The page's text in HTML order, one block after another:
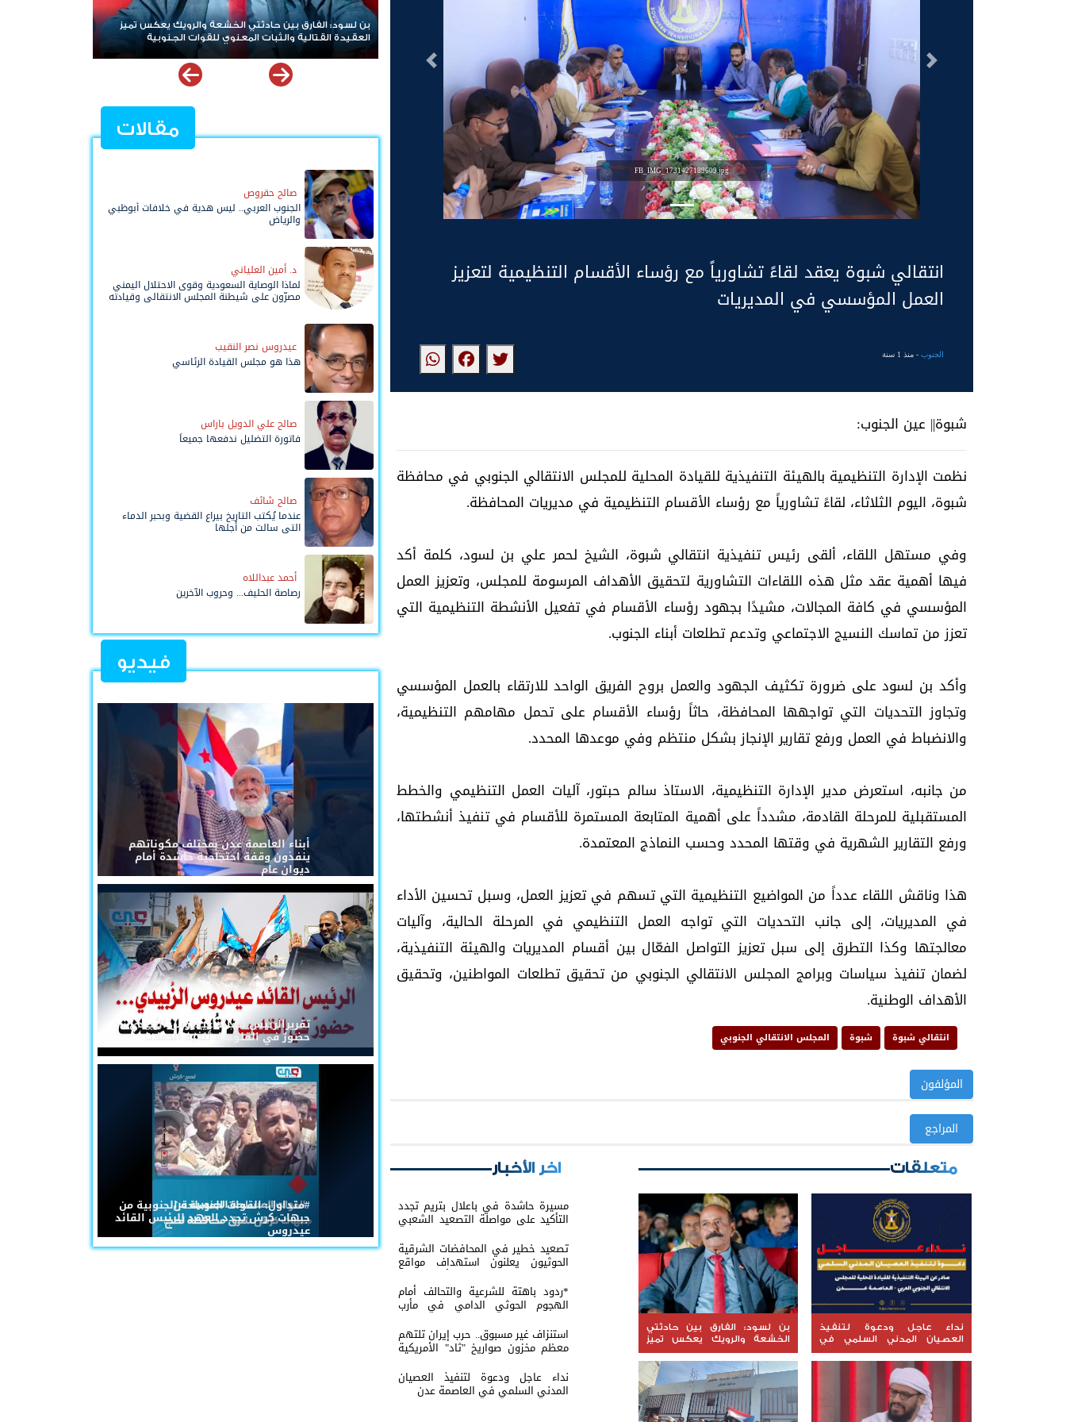
FB_IMG_1731427189609.jpg
التالى السابق
انتقالي شبوة يعقد لقاءً تشاورياً مع رؤساء الأقسام التنظيمية لتعزيز
العمل المؤسسي في المديريات
الجنوب- منذ 1 سنة
شبوة|| عين الجنوب:
نظمت الإدارة التنظيمية بالهيئة التنفيذية للقيادة المحلية للمجلس الانتقالي الجنوبي في محافظة
شبوة، اليوم الثلاثاء، لقاءً تشاورياً مع رؤساء الأقسام التنظيمية في مديريات المحافظة.
وفي مستهل اللقاء، ألقى رئيس تنفيذية انتقالي شبوة، الشيخ لحمر علي بن لسود، كلمة أكد
فيها أهمية عقد مثل هذه اللقاءات التشاورية لتحقيق الأهداف المرسومة للمجلس، وتعزيز العمل
المؤسسي في كافة المجالات، مشيدًا بجهود رؤساء الأقسام في تفعيل الأنشطة التنظيمية التي
تعزز من تماسك النسيج الاجتماعي وتدعم تطلعات أبناء الجنوب.
وأكد بن لسود على ضرورة تكثيف الجهود والعمل بروح الفريق الواحد للارتقاء بالعمل المؤسسي
وتجاوز التحديات التي تواجهها المحافظة، حاثاً رؤساء الأقسام على تحمل مهامهم التنظيمية،
والانضباط في العمل ورفع تقارير الإنجاز بشكل منتظم وفي موعدها المحدد.
من جانبه، استعرض مدير الإدارة التنظيمية، الاستاذ سالم حبتور، آليات العمل التنظيمي والخطط
المستقبلية للمرحلة القادمة، مشدداً على أهمية المتابعة المستمرة للأقسام في تنفيذ أنشطتها،
ورفع التقارير الشهرية في وقتها المحدد وحسب النماذج المعتمدة.
هذا وناقش اللقاء عدداً من المواضيع التنظيمية التي تسهم في تعزيز العمل، وسبل تحسين الأداء
في المديريات، إلى جانب التحديات التي تواجه العمل التنظيمي في المرحلة الحالية، وآليات
معالجتها وكذا التطرق إلى سبل تعزيز التواصل الفعّال بين أقسام المديريات والهيئة التنفيذية،
لضمان تنفيذ سياسات وبرامج المجلس الانتقالي الجنوبي من تحقيق تطلعات المواطنين، وتحقيق
الأهداف الوطنية.
انتقالي شبوة شبوة المجلس الانتقالي الجنوبي
المؤلفون
المراجع
متعلقات
نداء عاجل ودعوة لتنفيذ
العصيان المدني السلمي في
العاصمة عدن
بن لسود: الفارق بين حادثتي
الخشعة والرويك يعكس تميز
العقيدة القتالية والثبات
المعنوي للقوات الجنوبية
اخر الأخبار
مسيرة حاشدة في باعلال بتريم تجدد
التأكيد على مواصلة التصعيد الشعبي
تصعيد خطير في المحافضات الشرقية
الحوثيون يعلنون استهداف مواقع
عسكرية في حضرموت ومأرب اليمنية
بوابل من الصواريخ والطائرات المسيّرة
*ردود باهتة للشرعية والتحالف أمام
الهجوم الحوثي الدامي في مأرب
وحضرموت*
استنزاف غير مسبوق.. حرب إيران تلتهم
معظم مخزون صواريخ "ثاد" الأمريكية
وتدق ناقوس الخطر داخل البنتاغون
نداء عاجل ودعوة لتنفيذ العصيان
المدني السلمي في العاصمة عدن
بن لسود: الفارق بين حادثتي الخشعة والرويك يعكس تميز
العقيدة القتالية والثبات المعنوي للقوات الجنوبية
هاني بن بريك: المجلس الانتقالي لا يختزل الجنوب.. وتوحيد
الصف للوصول لاستعادة الدولة أولوية تفرضها الحكمة
مقالات
صالح حقروص
الجنوب العربي.. ليس هدية في خلافات أبوظبي
والرياض
د. أمين العلياني
لماذا الوصاية السعودية وقوى الاحتلال اليمني
مصرّون على شيطنة المجلس الانتقالي وقيادته
عيدروس نصر النقيب
هذا هو مجلس القيادة الرئاسي
صالح علي الدويل باراس
فاتورة التضليل ندفعها جميعاً
صالح شائف
عندما يُكتب التاريخ بيراع القضية وبحبر الدماء
التي سالت من أجلها
أحمد عبداللاه
رصاصة الحليف... وحروب الآخرين
فيديو
أبناء العاصمة عدن بمختلف مكوناتهم
ينفذون وقفة احتجاجية حاشدة أمام
ديوان عام
تقريرالرئيس القائد عيدروس الزُبيدي...
حضورٌ في القلوب لا تُلغيه الحملات
#متداول: القوات المسلحة الجنوبية من
جبهات كرش تجدد العهد للرئيس القائد
عيدروس